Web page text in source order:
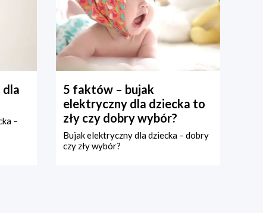
dla
–
5 faktów – bujak
elektryczny dla dziecka to
zły czy dobry wybór?
Bujak elektryczny dla dziecka – dobry
czy zły wybór?